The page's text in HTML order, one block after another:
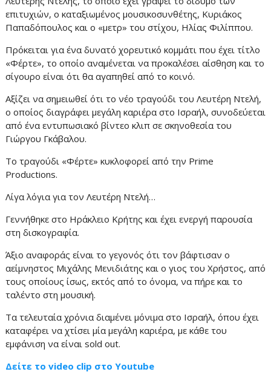
επιτυχιών, ο καταξιωμένος μουσικοσυνθέτης, Κυριάκος
Παπαδόπουλος και ο «μετρ» του στίχου, Ηλίας Φιλίππου.
Πρόκειται για ένα δυνατό χορευτικό κομμάτι που έχει τίτλο
«Φέρτε», το οποίο αναμένεται να προκαλέσει αίσθηση και το
σίγουρο είναι ότι θα αγαπηθεί από το κοινό.
Αξίζει να σημειωθεί ότι το νέο τραγούδι του Λευτέρη Ντελή,
ο οποίος διαγράφει μεγάλη καριέρα στο Ισραήλ, συνοδεύεται
από ένα εντυπωσιακό βίντεο κλιπ σε σκηνοθεσία του
Γιώργου Γκάβαλου.
Το τραγούδι «Φέρτε» κυκλοφορεί από την Prime
Productions.
Λίγα λόγια για τον Λευτέρη Ντελή…
Γεννήθηκε στο Ηράκλειο Κρήτης και έχει ενεργή παρουσία
στη δισκογραφία.
Άξιο αναφοράς είναι το γεγονός ότι τον βάφτισαν ο
αείμνηστος Μιχάλης Μενιδιάτης και ο γιος του Χρήστος, από
τους οποίους ίσως, εκτός από το όνομα, να πήρε και το
ταλέντο στη μουσική.
Τα τελευταία χρόνια διαμένει μόνιμα στο Ισραήλ, όπου έχει
καταφέρει να χτίσει μία μεγάλη καριέρα, με κάθε του
εμφάνιση να είναι sold out.
Δείτε το video clip στο Youtube